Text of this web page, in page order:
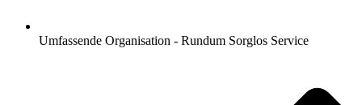
Umfassende Organisation - Rundum Sorglos Service